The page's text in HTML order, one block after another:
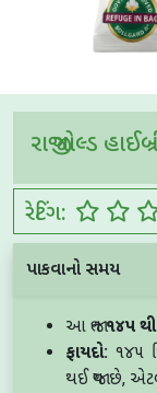
રાજી ગોલ્ડ
રેટિંગ:
પાકવાનો સમય
આ જાત ૧૪૫ થી
ફાયદો: ૧૪૫
થઈ જાય છે,